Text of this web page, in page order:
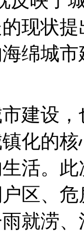
现状
绵城
设，
化的
活。
区、
就涝